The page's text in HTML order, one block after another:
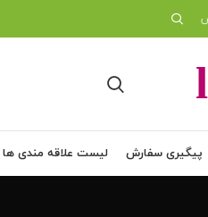
پیگیری سفارش لیست علاقه مندی ها